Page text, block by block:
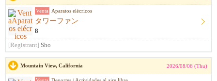
Venta Aparatos elécricos
タワーファン
8
[Registrant] Sho
Mountain View, California 2026/08/06 (Thu)